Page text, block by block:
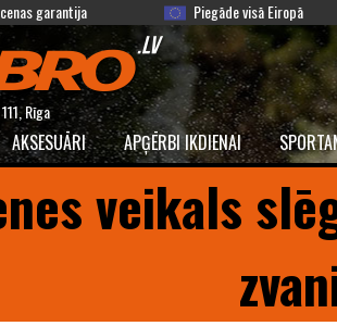
garantija Piegāde visā Eiropā
Rīga
AKSESUĀRI APĢĒRBI IKDIENAI
veikals